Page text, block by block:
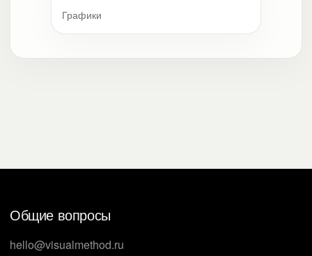
Графики
Общие вопросы
hello@visualmethod.ru